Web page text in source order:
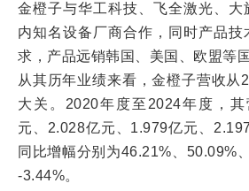
金橙子与华工科技、飞全激光、大
内知名设备厂商合作，同时产品技
求，产品远销韩国、美国、欧盟等
从其历年业绩来看，金橙子营收从
大关。2020年度至2024年度，
元、2.028亿元、1.979亿元、
同比增幅分别为46.21%、50.09%
-3.44%。